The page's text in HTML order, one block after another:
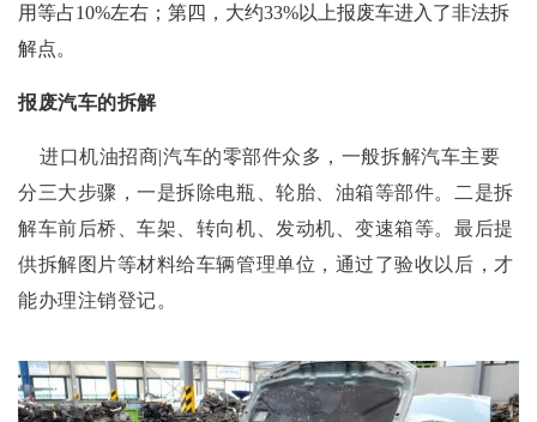
用等占10%左右；第四，大约33%以上报废车进入了非法拆
解点。
报废汽车的拆解
进口机油招商|汽车的零部件众多，一般拆解汽车主要
分三大步骤，一是拆除电瓶、轮胎、油箱等部件。二是拆
解车前后桥、车架、转向机、发动机、变速箱等。最后提
供拆解图片等材料给车辆管理单位，通过了验收以后，才
能办理注销登记。